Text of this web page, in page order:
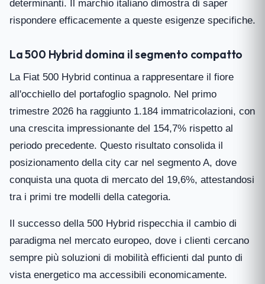
determinanti. Il marchio italiano dimostra di saper
rispondere efficacemente a queste esigenze specifiche.
La 500 Hybrid domina il segmento compatto
La Fiat 500 Hybrid continua a rappresentare il fiore
all'occhiello del portafoglio spagnolo. Nel primo
trimestre 2026 ha raggiunto 1.184 immatricolazioni, con
una crescita impressionante del 154,7% rispetto al
periodo precedente. Questo risultato consolida il
posizionamento della city car nel segmento A, dove
conquista una quota di mercato del 19,6%, attestandosi
tra i primi tre modelli della categoria.
Il successo della 500 Hybrid rispecchia il cambio di
paradigma nel mercato europeo, dove i clienti cercano
sempre più soluzioni di mobilità efficienti dal punto di
vista energetico ma accessibili economicamente.